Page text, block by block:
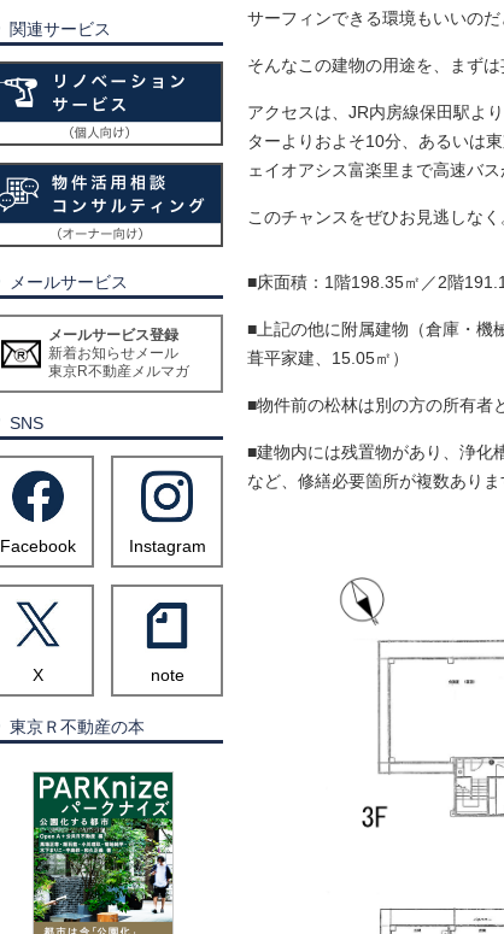
サーフィンできる環境もいいのだ
そんなこの建物の用途を、まず
アクセスは、JR内房線保田駅よ
ターよりおよそ10分、あるいは
ェイオアシス富楽里まで高速バス
このチャンスをぜひお見逃しなく
■床面積：1階198.35㎡／2階
■上記の他に附属建物（倉庫・機
葺平家建、15.05㎡）
■物件前の松林は別の方の所有者
■建物内には残置物があり、浄化
など、修繕必要箇所が複数あり
関連サービス
メールサービス
メールサービス登録
新着お知らせメール
東京R不動産メルマガ
SNS
Facebook Instagram
X note
東京Ｒ不動産の本